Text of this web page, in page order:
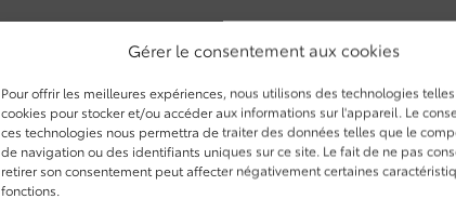
Gérer le consentement aux cookies
Pour offrir les meilleures expériences, nous utilisons des technologies
cookies pour stocker et/ou accéder aux informations sur l'appareil. Le
ces technologies nous permettra de traiter des données telles que le
de navigation ou des identifiants uniques sur ce site. Le fait de ne pas
retirer son consentement peut affecter négativement certaines
fonctions.